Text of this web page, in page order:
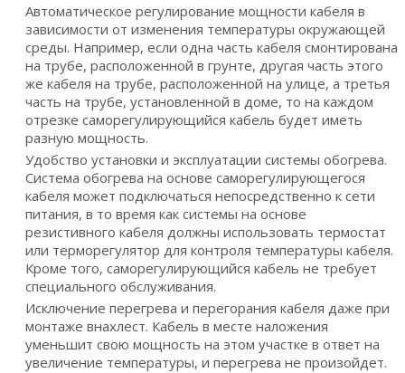
Автоматическое регулирование мощности кабеля в
зависимости от изменения температуры окружающей
среды. Например, если одна часть кабеля смонтирована
на трубе, расположенной в грунте, другая часть этого
же кабеля на трубе, расположенной на улице, а третья
часть на трубе, установленной в доме, то на каждом
отрезке саморегулирующийся кабель будет иметь
разную мощность.
Удобство установки и эксплуатации системы обогрева.
Система обогрева на основе саморегулирующегося
кабеля может подключаться непосредственно к сети
питания, в то время как системы на основе
резистивного кабеля должны использовать термостат
или терморегулятор для контроля температуры кабеля.
Кроме того, саморегулирующийся кабель не требует
специального обслуживания.
Исключение перегрева и перегорания кабеля даже при
монтаже внахлест. Кабель в месте наложения
уменьшит свою мощность на этом участке в ответ на
увеличение температуры, и перегрева не произойдет.